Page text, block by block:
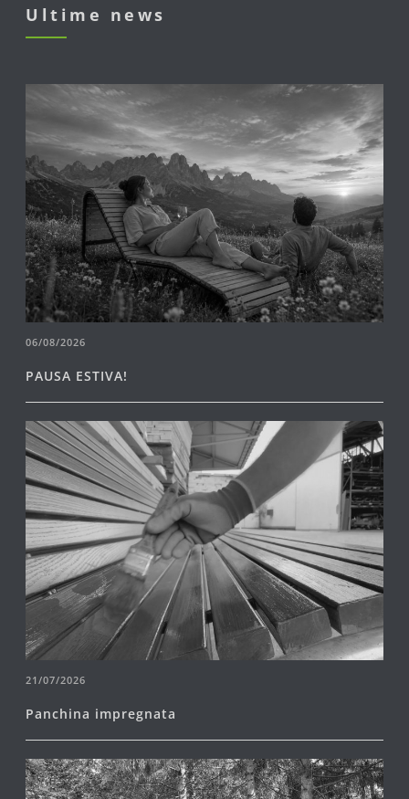
Ultime news
06/08/2026
PAUSA ESTIVA!
21/07/2026
Panchina impregnata